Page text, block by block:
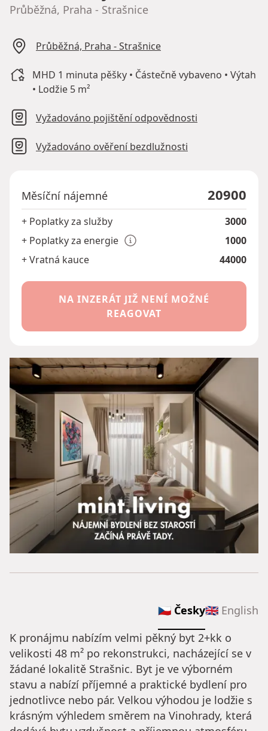
Průběžná, Praha - Strašnice
Průběžná, Praha - Strašnice
MHD 1 minuta pěšky • Částečně vybaveno • Výtah
• Lodžie 5 m²
Vyžadováno pojištění odpovědnosti
Vyžadováno ověření bezdlužnosti
Měsíční nájemné 20900
+ Poplatky za služby
3000
+ Poplatky za energie
1000
+ Vratná kauce
44000
NA INZERÁT JIŽ NENÍ MOŽNÉ
REAGOVAT
🇨🇿 Česky🇬🇧 English
K pronájmu nabízím velmi pěkný byt 2+kk o
velikosti 48 m² po rekonstrukci, nacházející se v
žádané lokalitě Strašnic. Byt je ve výborném
stavu a nabízí příjemné a praktické bydlení pro
jednotlivce nebo pár. Velkou výhodou je lodžie s
krásným výhledem směrem na Vinohrady, která